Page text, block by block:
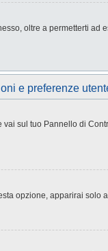
oltre a permetterti
e preferenze
sul tuo Pannello di
opzione, apparirai solo